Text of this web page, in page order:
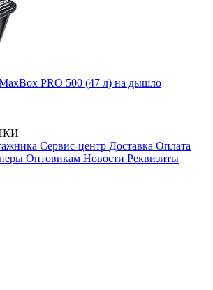
PRO 500 (47 л) на дышло
Сервис-центр Доставка Оплата
Оптовикам Новости Реквизиты